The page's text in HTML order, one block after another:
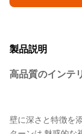
製品説明
高品質のインテ
壁に深さと特徴を